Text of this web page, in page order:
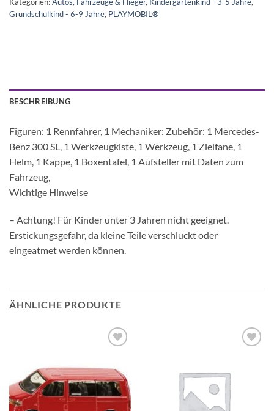
Grundschulkind - 6-9 Jahre, PLAYMOBIL®
BESCHREIBUNG
Figuren: 1 Rennfahrer, 1 Mechaniker; Zubehör: 1 Mercedes-
Benz 300 SL, 1 Werkzeugkiste, 1 Werkzeug, 1 Zielfane, 1
Helm, 1 Kappe, 1 Boxentafel, 1 Aufsteller mit Daten zum
Fahrzeug,
Wichtige Hinweise
– Achtung! Für Kinder unter 3 Jahren nicht geeignet.
Erstickungsgefahr, da kleine Teile verschluckt oder
eingeatmet werden können.
ÄHNLICHE PRODUKTE